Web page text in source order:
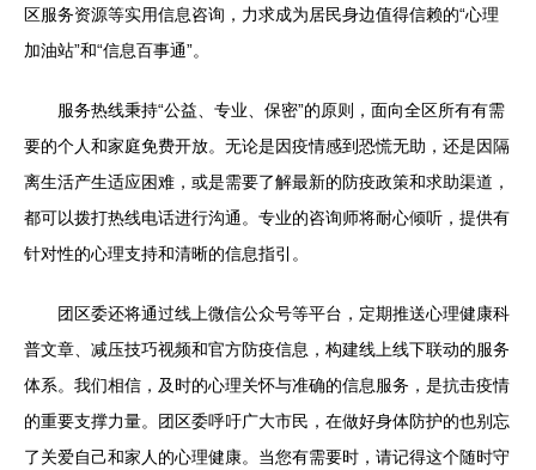
区服务资源等实用信息咨询，力求成为居民身边值得信赖的“心理
加油站”和“信息百事通”。
服务热线秉持“公益、专业、保密”的原则，面向全区所有有需
要的个人和家庭免费开放。无论是因疫情感到恐慌无助，还是因隔
离生活产生适应困难，或是需要了解最新的防疫政策和求助渠道，
都可以拨打热线电话进行沟通。专业的咨询师将耐心倾听，提供有
针对性的心理支持和清晰的信息指引。
团区委还将通过线上微信公众号等平台，定期推送心理健康科
普文章、减压技巧视频和官方防疫信息，构建线上线下联动的服务
体系。我们相信，及时的心理关怀与准确的信息服务，是抗击疫情
的重要支撑力量。团区委呼吁广大市民，在做好身体防护的也别忘
了关爱自己和家人的心理健康。当您有需要时，请记得这个随时守